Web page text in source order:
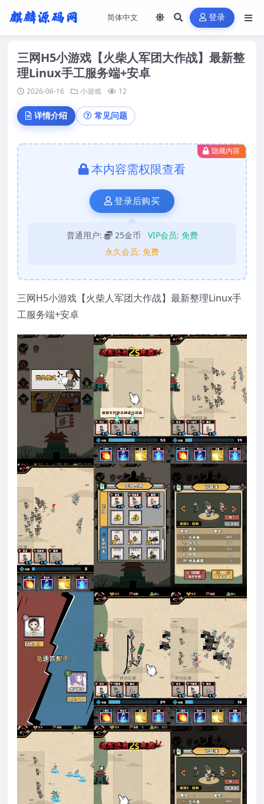
登录
三网H5小游戏【火柴人军团大作战】最新整
理Linux手工服务端+安卓
2026-06-16 小游戏 12
详情介绍 常见问题
隐藏内容
本内容需权限查看
登录后购买
普通用户: 25金币 VIP会员: 免费
永久会员: 免费
三网H5小游戏【火柴人军团大作战】最新整理Linux手
工服务端+安卓